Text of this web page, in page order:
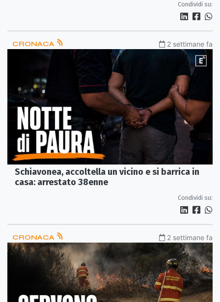
Condividi su:
CRONACA 2 settimane fa
Schiavonea, accoltella un vicino e si barrica in
casa: arrestato 38enne
Condividi su:
CRONACA 2 settimane fa